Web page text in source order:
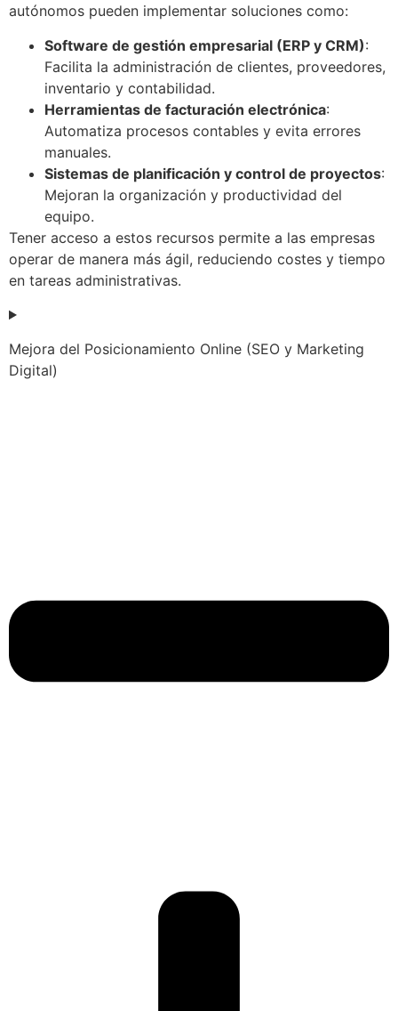
autónomos pueden implementar soluciones como:
Software de gestión empresarial (ERP y CRM):
Facilita la administración de clientes, proveedores,
inventario y contabilidad.
Herramientas de facturación electrónica:
Automatiza procesos contables y evita errores
manuales.
Sistemas de planificación y control de proyectos:
Mejoran la organización y productividad del
equipo.
Tener acceso a estos recursos permite a las empresas
operar de manera más ágil, reduciendo costes y tiempo
en tareas administrativas.
Mejora del Posicionamiento Online (SEO y Marketing
Digital)